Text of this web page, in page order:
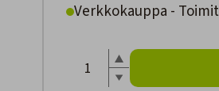
Verkkokauppa -